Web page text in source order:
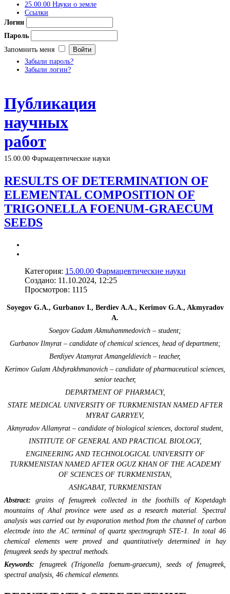
25.00.00 Науки о земле
Ссылки
Логин
Пароль
Запомнить меня
Забыли пароль?
Забыли логин?
Публикация
научных
работ
15.00.00 Фармацевтические науки
RESULTS OF DETERMINATION OF
ELEMENTAL COMPOSITION OF
TRIGONELLA FOENUM-GRAECUM
SEEDS
Категория: 15.00.00 Фармацевтические науки
Создано: 11.10.2024, 12:25
Просмотров: 1115
Soyegov G.A., Gurbanov I., Berdiev A.A., Kerimov G.A., Akmyradov
A.
Soegov Gadam Akmuhammedovich – student;
Gurbanov Ilmyrat – candidate of chemical sciences, head of department;
Berdiyev Atamyrat Amangeldievich – teacher,
Kerimov Gulam Abdyrakhmanovich – candidate of pharmaceutical sciences,
senior teacher,
DEPARTMENT OF PHARMACY,
STATE MEDICAL UNIVERSITY OF TURKMENISTAN NAMED AFTER
MYRAT GARRYEV,
Akmyradov Allamyrat – candidate of biological sciences, doctoral student,
INSTITUTE OF GENERAL AND PRACTICAL BIOLOGY,
ENGINEERING AND TECHNOLOGICAL UNIVERSITY OF
TURKMENISTAN NAMED AFTER OGUZ KHAN OF THE ACADEMY
OF SCIENCES OF TURKMENISTAN,
ASHGABAT, TURKMENISTAN
Abstract: grains of fenugreek collected in the foothills of Kopetdagh
mountains of Ahal province were used as a research material. Spectral
analysis was carried out by evaporation method from the channel of carbon
electrode into the AC terminal of quartz spectrograph STE-1. In total 46
chemical elements were proved and quantitatively determined in hay
fenugreek seeds by spectral methods.
Keywords: fenugreek (Trigonella foenum-graecum), seeds of fenugreek,
spectral analysis, 46 chemical elements.